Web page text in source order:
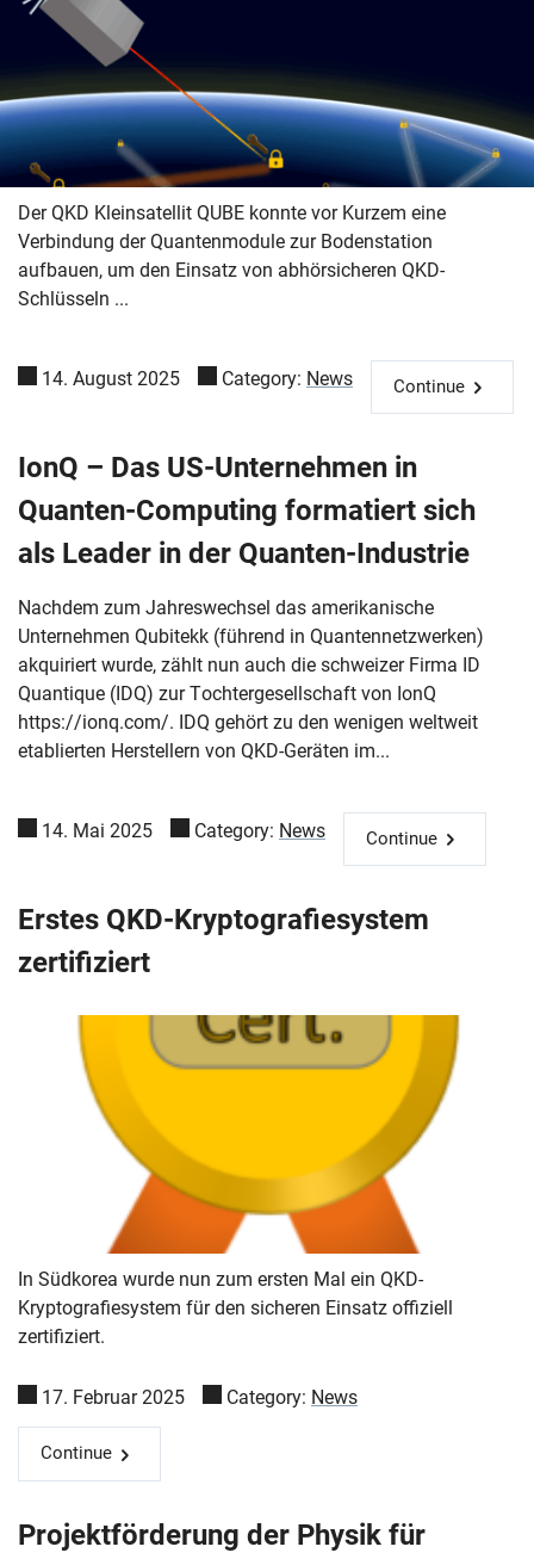
Skip navigation
Skip to navigation
Skip to the bottom
Der QKD Kleinsatellit QUBE konnte vor Kurzem eine
Verbindung der Quantenmodule zur Bodenstation
aufbauen, um den Einsatz von abhörsicheren QKD-
Schlüsseln ...
14. August 2025 Category: News Continue
IonQ – Das US-Unternehmen in
Quanten-Computing formatiert sich
als Leader in der Quanten-Industrie
Nachdem zum Jahreswechsel das amerikanische
Unternehmen Qubitekk (führend in Quantennetzwerken)
akquiriert wurde, zählt nun auch die schweizer Firma ID
Quantique (IDQ) zur Tochtergesellschaft von IonQ
https://ionq.com/. IDQ gehört zu den wenigen weltweit
etablierten Herstellern von QKD-Geräten im...
14. Mai 2025 Category: News Continue
Erstes QKD-Kryptografiesystem
zertifiziert
In Südkorea wurde nun zum ersten Mal ein QKD-
Kryptografiesystem für den sicheren Einsatz offiziell
zertifiziert.
17. Februar 2025 Category: News
Continue
Projektförderung der Physik für